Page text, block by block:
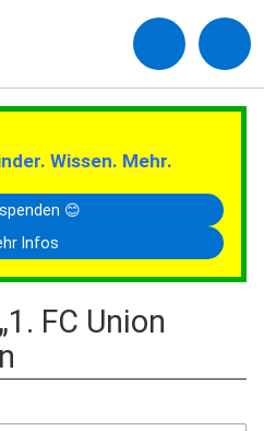
Wissen. Mehr.
😊
Infos
FC Union